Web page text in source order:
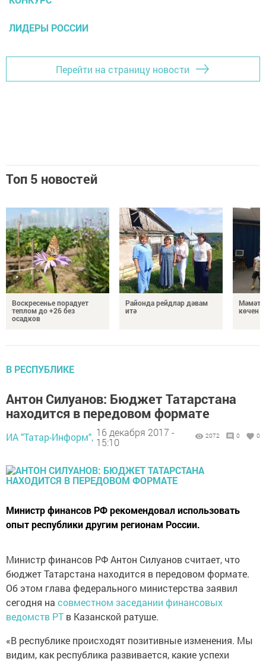
ЛИДЕРЫ РОССИИ
Перейти на страницу новости
Топ 5 новостей
Воскресенье порадует
теплом до +26 без
осадков
Районда рейдлар дәвам
итә
көчен
В РЕСПУБЛИКЕ
Антон Силуанов: Бюджет Татарстана
находится в передовом формате
ИА "Татар-Информ", 16 декабря 2017 -
15:10
2072 0 0
Министр финансов РФ рекомендовал использовать
опыт республики другим регионам России.
Министр финансов РФ Антон Силуанов считает, что
бюджет Татарстана находится в передовом формате.
Об этом глава федерального министерства заявил
сегодня на совместном заседании финансовых
ведомств РТ в Казанской ратуше.
«В республике происходят позитивные изменения. Мы
видим, как республика развивается, какие успехи